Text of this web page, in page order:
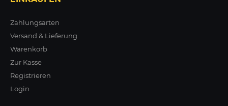
Zahlungsarten
Versand & Lieferung
Warenkorb
Zur Kasse
Registrieren
Login